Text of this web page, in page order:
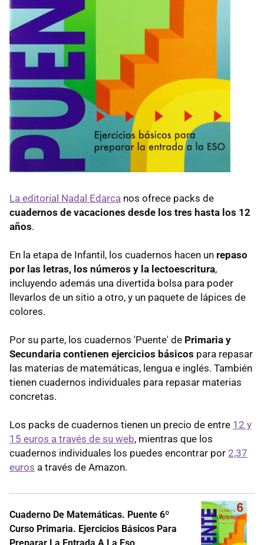
La editorial Nadal Edarca nos ofrece packs de
cuadernos de vacaciones desde los tres hasta los 12
años.
En la etapa de Infantil, los cuadernos hacen un repaso
por las letras, los números y la lectoescritura,
incluyendo además una divertida bolsa para poder
llevarlos de un sitio a otro, y un paquete de lápices de
colores.
Por su parte, los cuadernos 'Puente' de Primaria y
Secundaria contienen ejercicios básicos para repasar
las materias de matemáticas, lengua e inglés. También
tienen cuadernos individuales para repasar materias
concretas.
Los packs de cuadernos tienen un precio de entre 12 y
15 euros a través de su web, mientras que los
cuadernos individuales los puedes encontrar por 2,37
euros a través de Amazon.
Cuaderno De Matemáticas. Puente 6º
Curso Primaria. Ejercicios Básicos Para